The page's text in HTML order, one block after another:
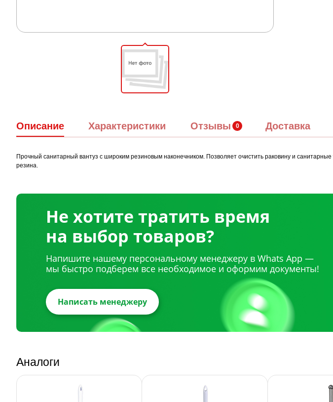
Описание Характеристики Отзывы Доставка
Прочный санитарный вантуз с широким резиновым наконечником. Позволяет очистить раковину и
резина.
Не хотите тратить время
на выбор товаров?
Напишите нашему персональному менеджеру в Whats App —
мы быстро подберем все необходимое и оформим документы!
Написать менеджеру
Аналоги